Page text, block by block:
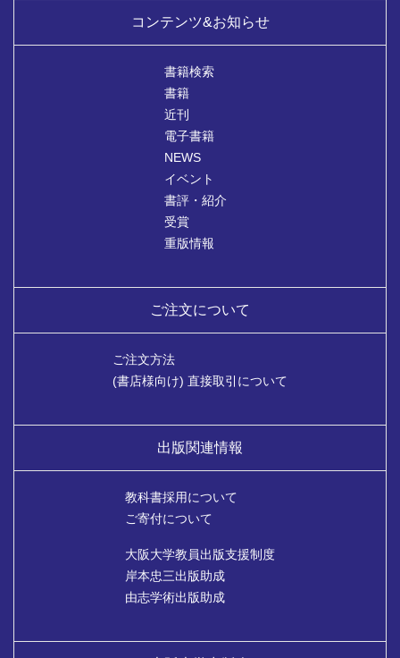
コンテンツ&お知らせ
書籍検索
書籍
近刊
電子書籍
NEWS
イベント
書評・紹介
受賞
重版情報
ご注文について
ご注文方法
(書店様向け) 直接取引について
出版関連情報
教科書採用について
ご寄付について
大阪大学教員出版支援制度
岸本忠三出版助成
由志学術出版助成